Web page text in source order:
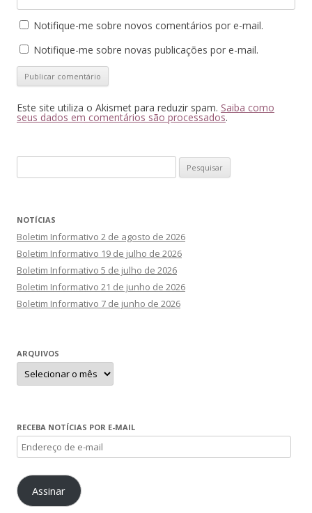
Notifique-me sobre novos comentários por e-mail.
Notifique-me sobre novas publicações por e-mail.
Este site utiliza o Akismet para reduzir spam. Saiba como
seus dados em comentários são processados.
por:
NOTÍCIAS
Boletim Informativo 2 de agosto de 2026
Boletim Informativo 19 de julho de 2026
Boletim Informativo 5 de julho de 2026
Boletim Informativo 21 de junho de 2026
Boletim Informativo 7 de junho de 2026
ARQUIVOS
Arquivos
RECEBA NOTÍCIAS POR E-MAIL
Endereço
de
e-
mailAssinar